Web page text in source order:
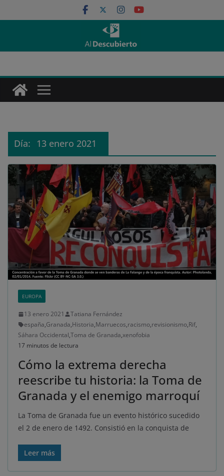
al
Día: 13 enero 2021
EUROPA
13 enero 2021
Tatiana Fernández
españa,Granada,Historia,Marruecos,racismo,revisionismo,Rif,
Sáhara Occidental,Toma de Granada,xenofobia
17 minutos de lectura
Cómo la extrema derecha
reescribe tu historia: la Toma de
Granada y el enemigo marroquí
La Toma de Granada fue un evento histórico sucedido
el 2 de enero de 1492. Consistió en la conquista de
Leer más